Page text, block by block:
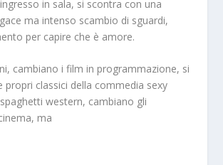
in sala, si scontra con una
ma intenso scambio di sguardi,
per capire che è amore.
cambiano i film in programmazione, si
propri classici della commedia sexy
spaghetti western, cambiano gli
ma